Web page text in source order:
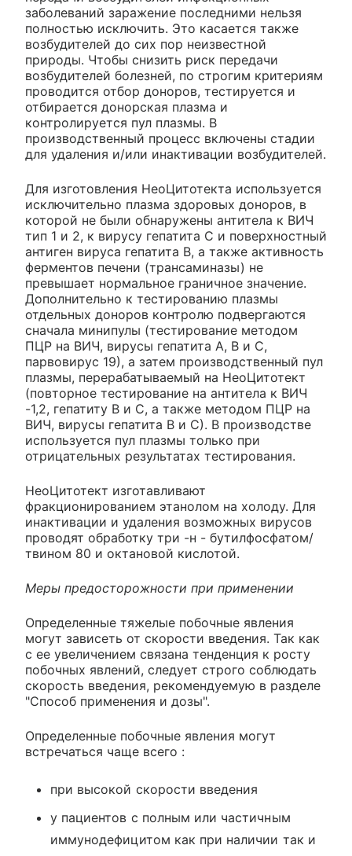
заболеваний заражение последними нельзя
полностью исключить. Это касается также
возбудителей до сих пор неизвестной
природы. Чтобы снизить риск передачи
возбудителей болезней, по строгим критериям
проводится отбор доноров, тестируется и
отбирается донорская плазма и
контролируется пул плазмы. В
производственный процесс включены стадии
для удаления и/или инактивации возбудителей.
Для изготовления НеоЦитотекта используется
исключительно плазма здоровых доноров, в
которой не были обнаружены антитела к ВИЧ
тип 1 и 2, к вирусу гепатита С и поверхностный
антиген вируса гепатита В, а также активность
ферментов печени (трансаминазы) не
превышает нормальное граничное значение.
Дополнительно к тестированию плазмы
отдельных доноров контролю подвергаются
сначала минипулы (тестирование методом
ПЦР на ВИЧ, вирусы гепатита А, В и С,
парвовирус 19), а затем производственный пул
плазмы, перерабатываемый на НеоЦитотект
(повторное тестирование на антитела к ВИЧ
-1,2, гепатиту В и С, а также методом ПЦР на
ВИЧ, вирусы гепатита В и С). В производстве
используется пул плазмы только при
отрицательных результатах тестирования.
НеоЦитотект изготавливают
фракционированием этанолом на холоду. Для
инактивации и удаления возможных вирусов
проводят обработку три -н - бутилфосфатом/
твином 80 и октановой кислотой.
Меры предосторожности при применении
Определенные тяжелые побочные явления
могут зависеть от скорости введения. Так как
с ее увеличением связана тенденция к росту
побочных явлений, следует строго соблюдать
скорость введения, рекомендуемую в разделе
"Способ применения и дозы".
Определенные побочные явления могут
встречаться чаще всего :
при высокой скорости введения
у пациентов с полным или частичным
иммунодефицитом как при наличии так и